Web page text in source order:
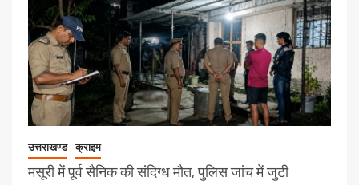
उत्तराखण्ड क्राइम
मसूरी में पूर्व सैनिक की संदिग्ध मौत, पुलिस जांच में जुटी